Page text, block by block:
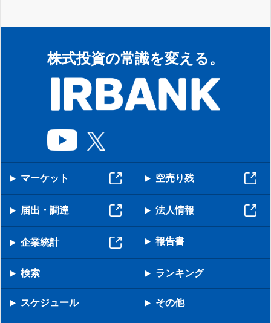
株式投資の常識を変える。
マーケット 空売り残
届出・調達 法人情報
企業統計 報告書
検索 ランキング
スケジュール その他